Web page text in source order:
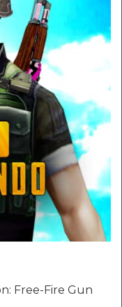
Free-Fire Gun